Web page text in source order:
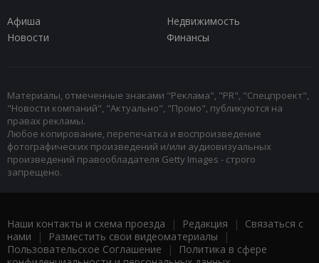
Афиша
Недвижимость
Новости
Финансы
Материалы, отмеченные знаками "Реклама", "PR", "Спецпроект",
"Новости компаний", "Актуально", "Промо", публикуются на
правах рекламы.
Любое копирование, перепечатка и воспроизведение
фотографических произведений и/или аудиовизуальных
произведений правообладателя Getty Images - строго
запрещено.
Наши контакты и схема проезда | Редакция | Связаться с
нами | Разместить свои видеоматериалы |
Пользовательское Соглашение |
Политика в сфере